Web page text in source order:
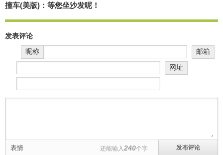
撞车(美版)：等您坐沙发呢！
发表评论
昵称
邮箱
网址
表情 还能输入 240个字